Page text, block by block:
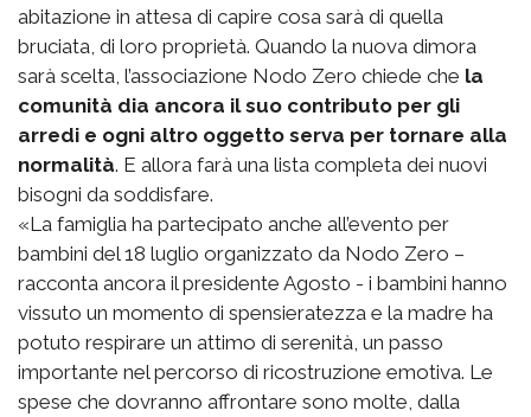
abitazione in attesa di capire cosa sarà di quella
bruciata, di loro proprietà. Quando la nuova dimora
sarà scelta, l’associazione Nodo Zero chiede che la
comunità dia ancora il suo contributo per gli
arredi e ogni altro oggetto serva per tornare alla
normalità. E allora farà una lista completa dei nuovi
bisogni da soddisfare.
«La famiglia ha partecipato anche all’evento per
bambini del 18 luglio organizzato da Nodo Zero –
racconta ancora il presidente Agosto - i bambini hanno
vissuto un momento di spensieratezza e la madre ha
potuto respirare un attimo di serenità, un passo
importante nel percorso di ricostruzione emotiva. Le
spese che dovranno affrontare sono molte, dalla